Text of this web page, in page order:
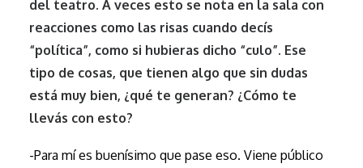
del teatro. A veces esto se nota en la sala con
reacciones como las risas cuando decís
“política”, como si hubieras dicho “culo”. Ese
tipo de cosas, que tienen algo que sin dudas
está muy bien, ¿qué te generan? ¿Cómo te
llevás con esto?
-Para mí es buenísimo que pase eso. Viene público